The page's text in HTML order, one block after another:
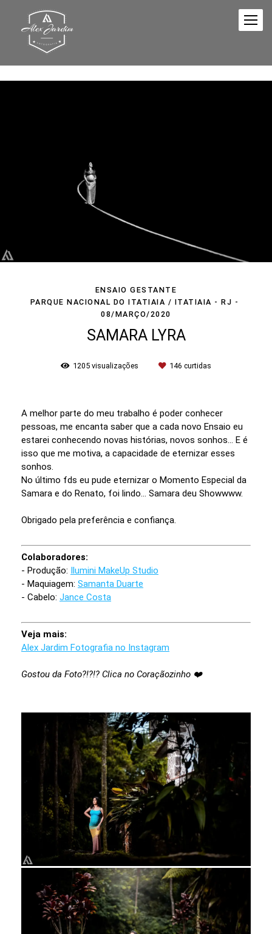
ENSAIO GESTANTE
PARQUE NACIONAL DO ITATIAIA / ITATIAIA - RJ
08/MARÇO/2020
SAMARA LYRA
1205 visualizações 146 curtidas
A melhor parte do meu trabalho é poder conhecer
pessoas, me encanta saber que a cada novo Ensaio eu
estarei conhecendo novas histórias, novos sonhos... E é
isso que me motiva, a capacidade de eternizar esses
sonhos.
No último fds eu pude eternizar o Momento Especial da
Samara e do Renato, foi lindo... Samara deu Showwww.
Obrigado pela preferência e confiança.
Colaboradores:
- Produção: Ilumini MakeUp Studio
- Maquiagem: Samanta Duarte
- Cabelo: Jance Costa
Veja mais:
Alex Jardim Fotografia no Instagram
Gostou da Foto?!?!? Clica no Coraçãozinho ❤️